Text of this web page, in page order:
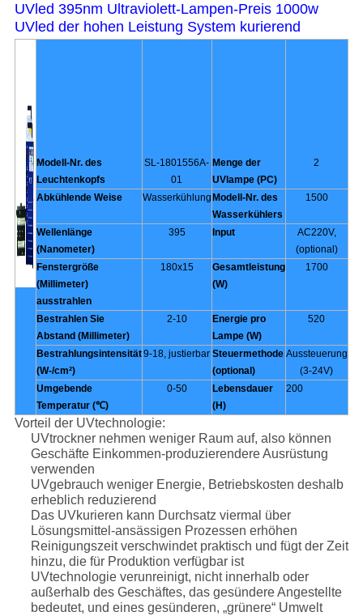
UVled 395nm Ultraviolett-Lampen-Preis 1000w
UVled der hohen Leistung System kurierend
Modell-Nr. des
Leuchtenkopfs
SL-1801556A-
01
Menge der
UVlampe (PC)
2
Abkühlende Weise Wasserkühlung Modell-Nr. des
Wasserkühlers
1500
Wellenlänge
(Nanometer)
395 Input
AC220V,
(optional)
Fenstergröße
(Millimeter)
ausstrahlen
180x15
Gesamtleistung
(W)
1700
Bestrahlen Sie
Abstand (Millimeter)
2-10
Energie pro
Lampe (W)
520
Bestrahlungsintensität
(W-/cm²)
9-18, justierbar Steuermethode
(optional)
Aussteuerung
(3-24V)
Umgebende
Temperatur (℃)
0-50
Lebensdauer
(H)
200
Vorteil der UVtechnologie:
UVtrockner nehmen weniger Raum auf, also können
Geschäfte Einkommen-produzierendere Ausrüstung
verwenden
UVgebrauch weniger Energie, Betriebskosten deshalb
erheblich reduzierend
Das UVkurieren kann Durchsatz viermal über
Lösungsmittel-ansässigen Prozessen erhöhen
Reinigungszeit verschwindet praktisch und fügt der Zeit
hinzu, die für Produktion verfügbar ist
UVtechnologie verunreinigt, nicht innerhalb oder
außerhalb des Geschäftes, das gesündere Angestellte
bedeutet, und eines gesünderen, „grünere“ Umwelt